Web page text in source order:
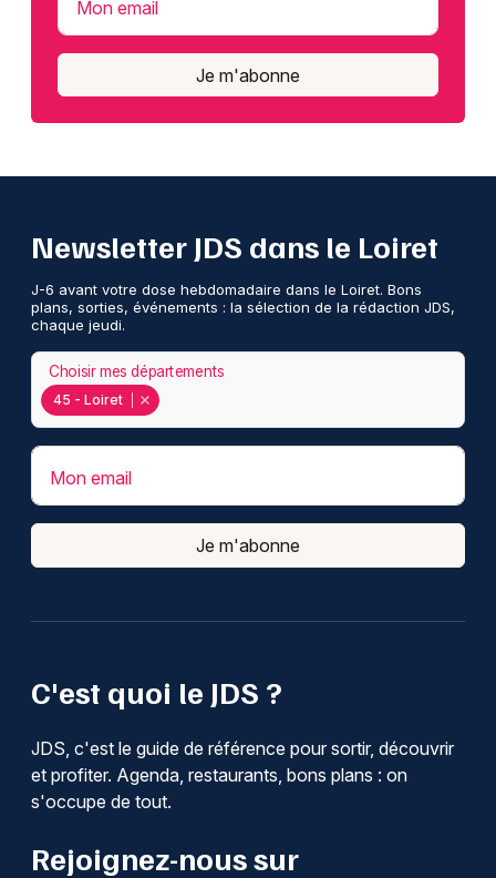
Mon email
Je m'abonne
C'est quoi le JDS ?
JDS, c'est le guide de référence pour sortir, découvrir
et profiter. Agenda, restaurants, bons plans : on
s'occupe de tout.
Rejoignez-nous sur
Newsletter JDS dans le Loiret
J-6 avant votre dose hebdomadaire dans le Loiret. Bons
plans, sorties, événements : la sélection de la rédaction JDS,
chaque jeudi.
45 - Loiret
Choisir mes départements
Mon email
Je m'abonne